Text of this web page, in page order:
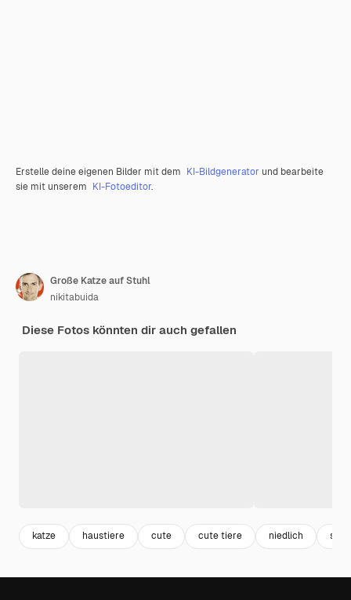
Erstelle deine eigenen Bilder mit dem KI-Bildgenerator und bearbeite
sie mit unserem KI-Fotoeditor.
Große Katze auf Stuhl
nikitabuida
Diese Fotos könnten dir auch gefallen
katze haustiere cute cute tiere niedlich